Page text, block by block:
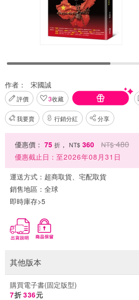
作者： 宋國誠
評價 3收藏
我要賣 行銷分紅 分享
優惠價： 75 折 ， NT$ 360 NT$ 480
優惠截止日： 至2026年08月31日
運送方式： 超商取貨、宅配取貨
銷售地區： 全球
即時庫存>5
其他版本
購買電子書(固定版型)
7折 336元